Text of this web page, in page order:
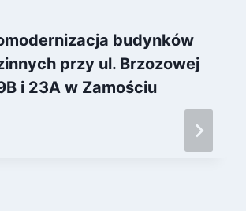
budynków
przy ul. Brzozowej
i 23A w Zamościu